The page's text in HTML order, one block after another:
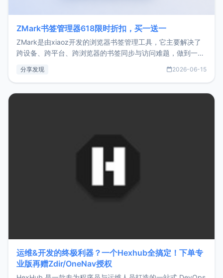
ZMark书签管理器618限时折扣，买一送一
ZMark是由xiaoz开发的浏览器书签管理工具，它主要解决了
跨设备、跨平台、跨浏览器的书签同步与访问难题，做到一处
用，让管理更高效。ZMark官网地址：
分享发现 2026-06-15
运维&开发的终极利器？一个Hexhub全搞定！下单专
业版再赠Zdir/OneNav授权